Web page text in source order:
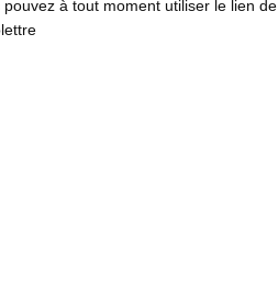
à tout moment utiliser le lien de